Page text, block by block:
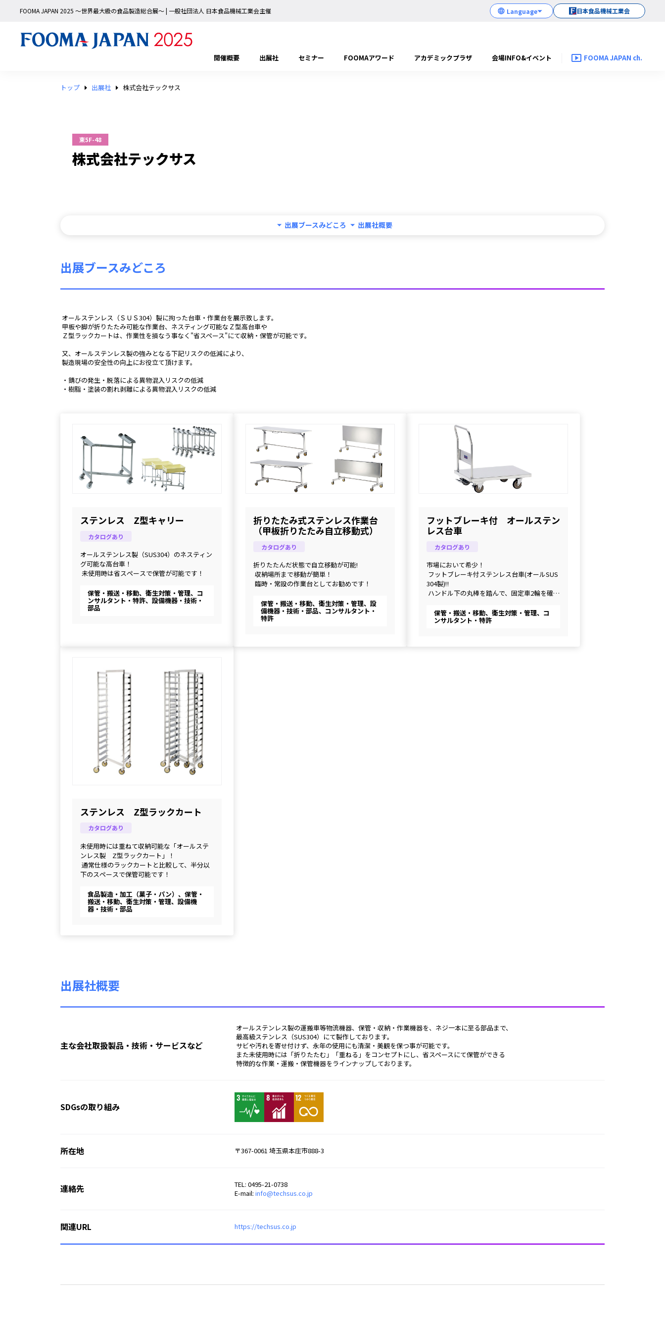
FOOMA JAPAN 2025 〜世界最大級の食品製造総合展〜 | 一般社団法人 日本食品機械工業会主催 日本食品機械工業会
開催概要 出展社 セミナー FOOMAアワード アカデミックプラザ 会場INFO&イベント FOOMA JAPAN ch.
トップ 出展社 株式会社テックサス
東5F-48
株式会社テックサス
出展ブースみどころ 出展社概要
出展ブースみどころ
オールステンレス（ＳＵＳ304）製に拘った台車・作業台を展示致します。
甲板や脚が折りたたみ可能な作業台、ネスティング可能なＺ型高台車や
Ｚ型ラックカートは、作業性を損なう事なく"省スペース"にて収納・保管が可能です。
又、オールステンレス製の強みとなる下記リスクの低減により、
製造現場の安全性の向上にお役立て頂けます。
・錆びの発生・脱落による異物混入リスクの低減
・樹脂・塗装の割れ剥離による異物混入リスクの低減
ステンレス Z型キャリー
カタログあり
オールステンレス製（SUS304）のネスティン
グ可能な高台車！
未使用時は省スペースで保管が可能です！
保管・搬送・移動、衛生対策・管理、コ
ンサルタント・特許、設備機器・技術・
部品
折りたたみ式ステンレス作業台
（甲板折りたたみ自立移動式）
カタログあり
折りたたんだ状態で自立移動が可能!
収納場所まで移動が簡単！
臨時・常設の作業台としてお勧めです！
保管・搬送・移動、衛生対策・管理、設
備機器・技術・部品、コンサルタント・
特許
フットブレーキ付 オールステン
レス台車
カタログあり
市場において希少！
フットブレーキ付ステンレス台車(オールSUS
304製)‼
ハンドル下の丸棒を踏んで、固定車2輪を確実
保管・搬送・移動、衛生対策・管理、コ
ンサルタント・特許
ステンレス Z型ラックカート
カタログあり
未使用時には重ねて収納可能な「オールステ
ンレス製　Z型ラックカート」！
通常仕様のラックカートと比較して、半分以
下のスペースで保管可能です！
食品製造・加工（菓子・パン）、保管・
搬送・移動、衛生対策・管理、設備機
器・技術・部品
出展社概要
主な会社取扱製品・技術・サービスなど
オールステンレス製の運搬車等物流機器、保管・収納・作業機器を、ネジ一本に至る部品まで、
最高級ステンレス（SUS304）にて製作しております。
サビや汚れを寄せ付けず、永年の使用にも清潔・美観を保つ事が可能です。
また未使用時には「折りたたむ」「重ねる」をコンセプトにし、省スペースにて保管ができる
特徴的な作業・運搬・保管機器をラインナップしております。
SDGsの取り組み
所在地 〒367-0061 埼玉県本庄市888-3
連絡先
TEL: 0495-21-0738
E-mail: info@techsus.co.jp
関連URL https://techsus.co.jp